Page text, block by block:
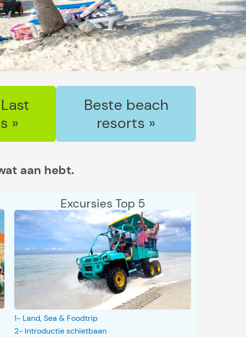
»
Beste beach
resorts »
aan hebt.
Excursies Top 5
1- Land, Sea & Foodtrip
2- Introductie schietbaan